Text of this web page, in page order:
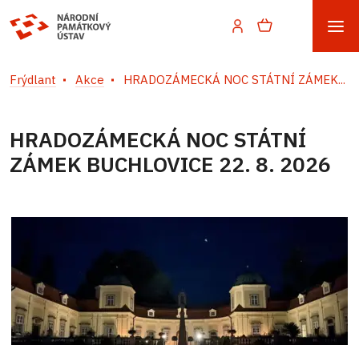
Frýdlant Akce HRADOZÁMECKÁ NOC STÁTNÍ ZÁMEK...
HRADOZÁMECKÁ NOC STÁTNÍ
ZÁMEK BUCHLOVICE 22. 8. 2026